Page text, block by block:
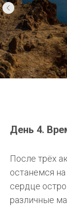
День 4.
После трёх
останемся
сердце
различные